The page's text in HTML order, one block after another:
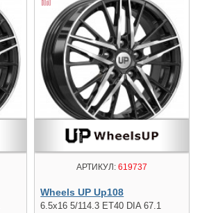
АРТИКУЛ: 619737
Wheels UP Up108
6.5x16 5/114.3 ET40 DIA 67.1